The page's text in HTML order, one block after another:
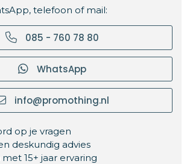
telefoon of mail:
085 - 760 78 80
WhatsApp
info@promothing.nl
op je vragen
deskundig advies
15+ jaar ervaring